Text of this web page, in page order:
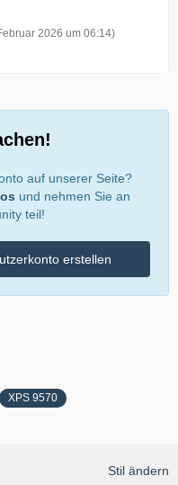
2026 um 06:14)
auf unserer Seite?
und nehmen Sie an
teil!
erstellen
XPS 9570
Stil ändern